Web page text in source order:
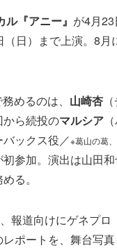
『アニー』 が4月
日）まで上演。8
めるのは、 山崎杏
ら続投のマルシア
バックス役／※葛山の葛
参加。演出は山田
る。
報道向けにゲネプ
ポートを、舞台写真